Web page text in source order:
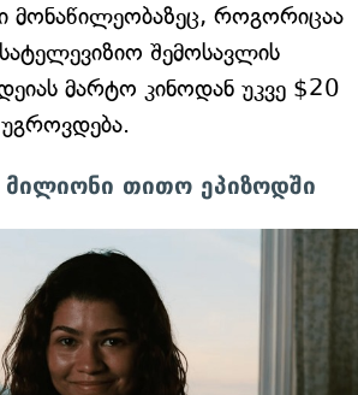
მონაწილეობაზეც, როგორიცაა
შემოსავლის
მარტო კინოდან უკვე $20
თითო ეპიზოდში